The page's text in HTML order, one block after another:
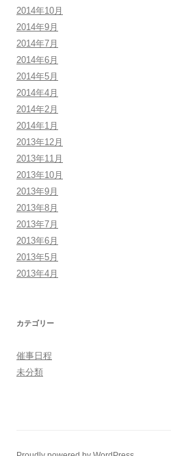
2014年10月
2014年9月
2014年7月
2014年6月
2014年5月
2014年4月
2014年2月
2014年1月
2013年12月
2013年11月
2013年10月
2013年9月
2013年8月
2013年7月
2013年6月
2013年5月
2013年4月
カテゴリー
催事日程
未分類